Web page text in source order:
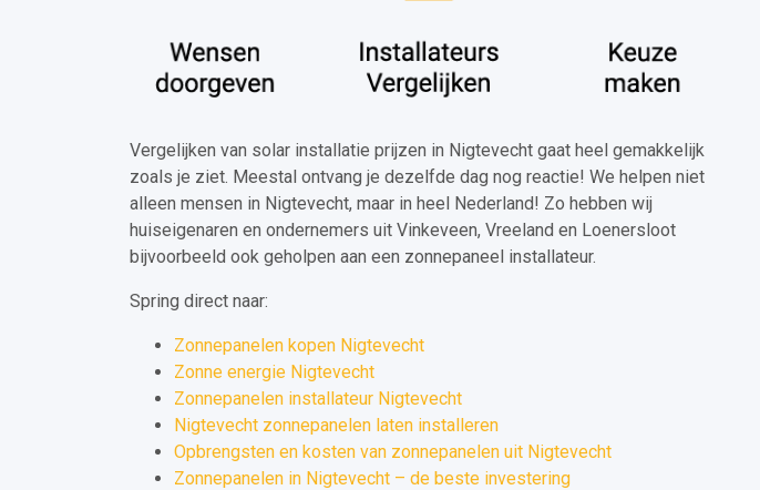
Vergelijken van solar installatie prijzen in Nigtevecht gaat heel gemakkelijk
zoals je ziet. Meestal ontvang je dezelfde dag nog reactie! We helpen niet
alleen mensen in Nigtevecht, maar in heel Nederland! Zo hebben wij
huiseigenaren en ondernemers uit Vinkeveen, Vreeland en Loenersloot
bijvoorbeeld ook geholpen aan een zonnepaneel installateur.
Spring direct naar:
Zonnepanelen kopen Nigtevecht
Zonne energie Nigtevecht
Zonnepanelen installateur Nigtevecht
Nigtevecht zonnepanelen laten installeren
Opbrengsten en kosten van zonnepanelen uit Nigtevecht
Zonnepanelen in Nigtevecht – de beste investering